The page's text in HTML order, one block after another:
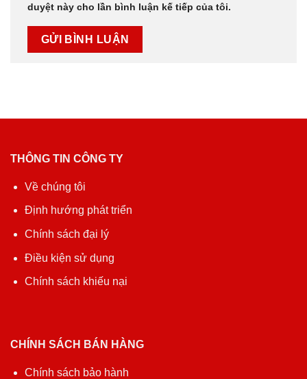
duyệt này cho lần bình luận kế tiếp của tôi.
THÔNG TIN CÔNG TY
Về chúng tôi
Định hướng phát triển
Chính sách đại lý
Điều kiện sử dụng
Chính sách khiếu nại
CHÍNH SÁCH BÁN HÀNG
Chính sách bảo hành